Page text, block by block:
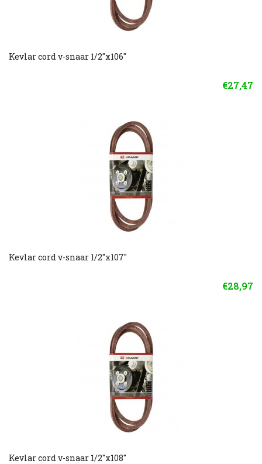
Kevlar cord v-snaar 1/2"x106"
€27,47
Kevlar cord v-snaar 1/2"x107"
€28,97
Kevlar cord v-snaar 1/2"x108"